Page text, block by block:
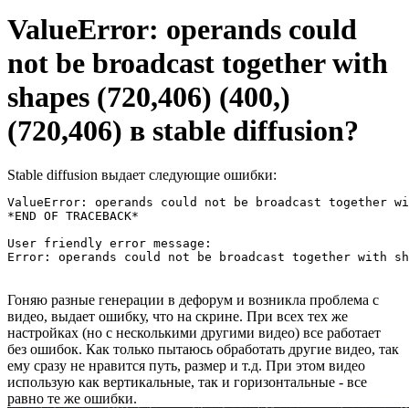
ValueError: operands could
not be broadcast together with
shapes (720,406) (400,)
(720,406) в stable diffusion?
Stable diffusion выдает следующие ошибки:
ValueError: operands could not be broadcast together
*END OF TRACEBACK*
User friendly error message:
Error: operands could not be broadcast together with
Гоняю разные генерации в дефорум и возникла проблема с
видео, выдает ошибку, что на скрине. При всех тех же
настройках (но с несколькими другими видео) все работает
без ошибок. Как только пытаюсь обработать другие видео, так
ему сразу не нравится путь, размер и т.д. При этом видео
использую как вертикальные, так и горизонтальные - все
равно те же ошибки.